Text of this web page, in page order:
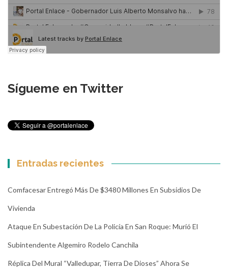
Sígueme en Twitter
Entradas recientes
Comfacesar Entregó Más De $3480 Millones En Subsidios De
Vivienda
Ataque En Subestación De La Policía En San Roque: Murió El
Subintendente Algemiro Rodelo Canchila
Réplica Del Mural “Valledupar, Tierra De Dioses” Ahora Se